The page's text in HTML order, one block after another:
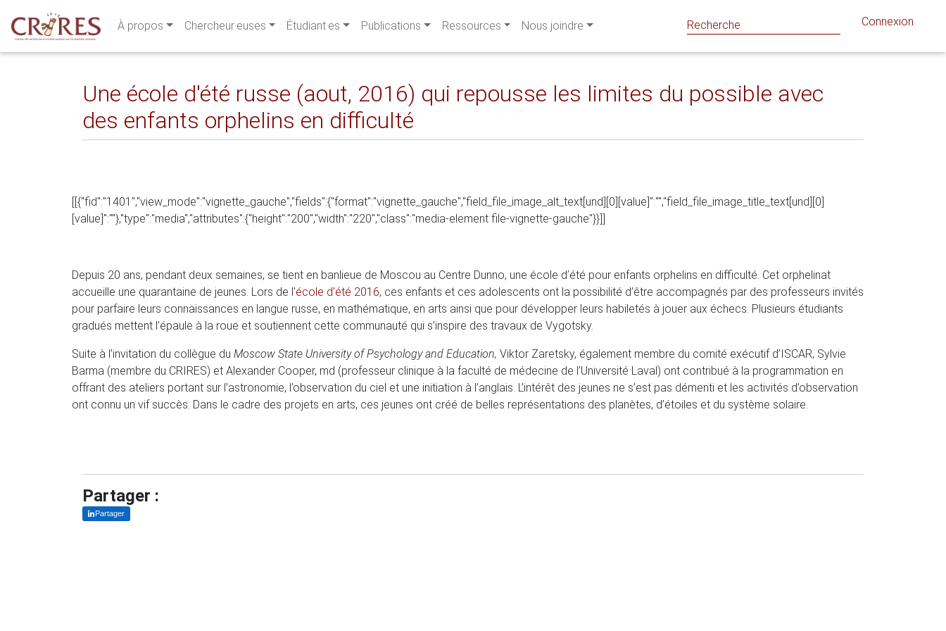
À propos Chercheur·euses Étudiant·es Publications Ressources Nous joindre Connexion
Une école d'été russe (aout, 2016) qui repousse les limites du possible avec
des enfants orphelins en difficulté
[[{"fid":"1401","view_mode":"vignette_gauche","fields":{"format":"vignette_gauche","field_file_image_alt_text[und][0][value]":"","field_file_image_title_text[und][0]
[value]":""},"type":"media","attributes":{"height":"200","width":"220","class":"media-element file-vignette-gauche"}}]]
Depuis 20 ans, pendant deux semaines, se tient en banlieue de Moscou au Centre Dunno, une école d’été pour enfants orphelins en difficulté. Cet orphelinat
accueille une quarantaine de jeunes. Lors de l'école d'été 2016, ces enfants et ces adolescents ont la possibilité d’être accompagnés par des professeurs invités
pour parfaire leurs connaissances en langue russe, en mathématique, en arts ainsi que pour développer leurs habiletés à jouer aux échecs. Plusieurs étudiants
gradués mettent l’épaule à la roue et soutiennent cette communauté qui s’inspire des travaux de Vygotsky.
Suite à l’invitation du collègue du Moscow State University of Psychology and Education, Viktor Zaretsky, également membre du comité exécutif d’ISCAR, Sylvie
Barma (membre du CRIRES) et Alexander Cooper, md (professeur clinique à la faculté de médecine de l’Université Laval) ont contribué à la programmation en
offrant des ateliers portant sur l’astronomie, l’observation du ciel et une initiation à l’anglais. L’intérêt des jeunes ne s’est pas démenti et les activités d’observation
ont connu un vif succès. Dans le cadre des projets en arts, ces jeunes ont créé de belles représentations des planètes, d’étoiles et du système solaire.
Partager :
Partager